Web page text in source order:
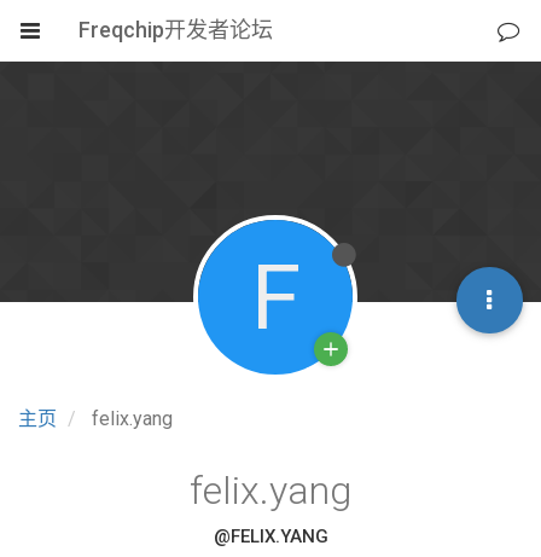
Freqchip开发者论坛
主页 felix.yang
F
felix.yang
@FELIX.YANG